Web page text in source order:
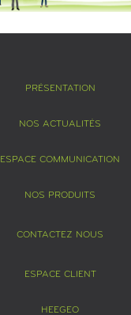
PRÉSENTATION
NOS ACTUALITÉS
ESPACE COMMUNICATION
NOS PRODUITS
CONTACTEZ NOUS
ESPACE CLIENT
HEEGEO